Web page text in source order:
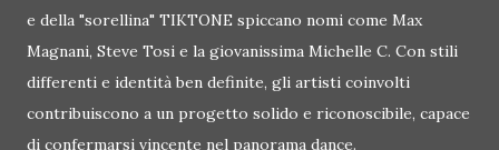
e della "sorellina" TIKTONE spiccano nomi come Max
Magnani, Steve Tosi e la giovanissima Michelle C. Con stili
differenti e identità ben definite, gli artisti coinvolti
contribuiscono a un progetto solido e riconoscibile, capace
di confermarsi vincente nel panorama dance.